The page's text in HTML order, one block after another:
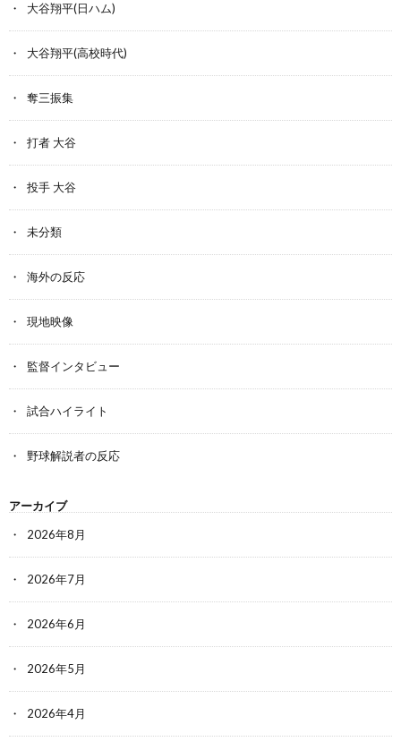
大谷翔平(日ハム)
大谷翔平(高校時代)
奪三振集
打者 大谷
投手 大谷
未分類
海外の反応
現地映像
監督インタビュー
試合ハイライト
野球解説者の反応
アーカイブ
2026年8月
2026年7月
2026年6月
2026年5月
2026年4月